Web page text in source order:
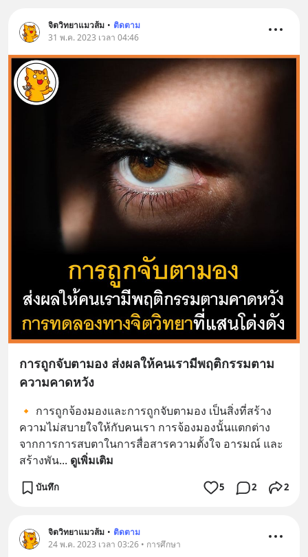
จิตวิทยาแมวส้ม • ติดตาม
31 พ.ค. 2023 เวลา 04:46
การถูกจับตามอง ส่งผลให้คนเรามีพฤติกรรมตาม
ความคาดหวัง
🔸 การถูกจ้องมองและการถูกจับตามอง เป็นสิ่งที่สร้าง
ความไม่สบายใจให้กับคนเรา การจ้องมองนั้นแตกต่าง
จากการการสบตาในการสื่อสารความตั้งใจ อารมณ์ และ
สร้างพัน... ดูเพิ่มเติม
บันทึก 5 2 2
จิตวิทยาแมวส้ม • ติดตาม
24 พ.ค. 2023 เวลา 03:26 • การศึกษา